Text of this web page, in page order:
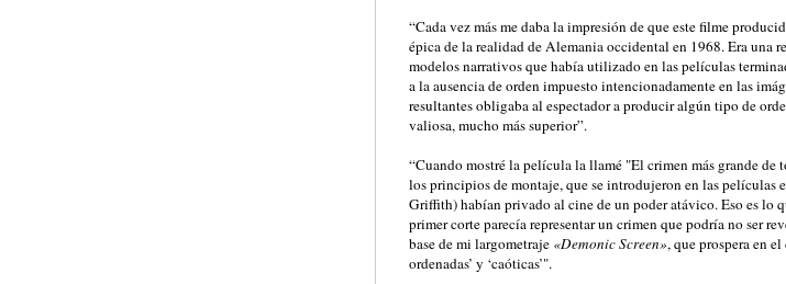
“Cada vez más me daba la impresión de que este filme
épica de la realidad de Alemania occidental en 1968. Era una
modelos narrativos que había utilizado en las películas
a la ausencia de orden impuesto intencionadamente en las
resultantes obligaba al espectador a producir algún tipo de
valiosa, mucho más superior”.
“Cuando mostré la película la llamé "El crimen más grande de
los principios de montaje, que se introdujeron en las películas
Griffith) habían privado al cine de un poder atávico. Eso es lo
primer corte parecía representar un crimen que podría no ser
base de mi largometraje «Demonic Screen», que prospera en
ordenadas’ y ‘caóticas’".